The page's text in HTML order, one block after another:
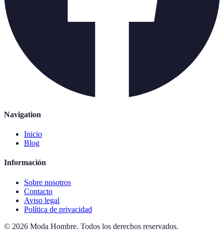
Navigation
Inicio
Blog
Información
Sobre nosotros
Contacto
Aviso legal
Política de privacidad
© 2026 Moda Hombre. Todos los derechos reservados.